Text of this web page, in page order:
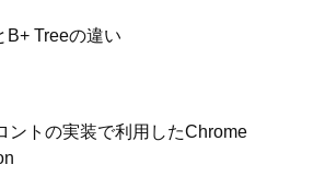
B+ Treeの違い
ントの実装で利用したChrome